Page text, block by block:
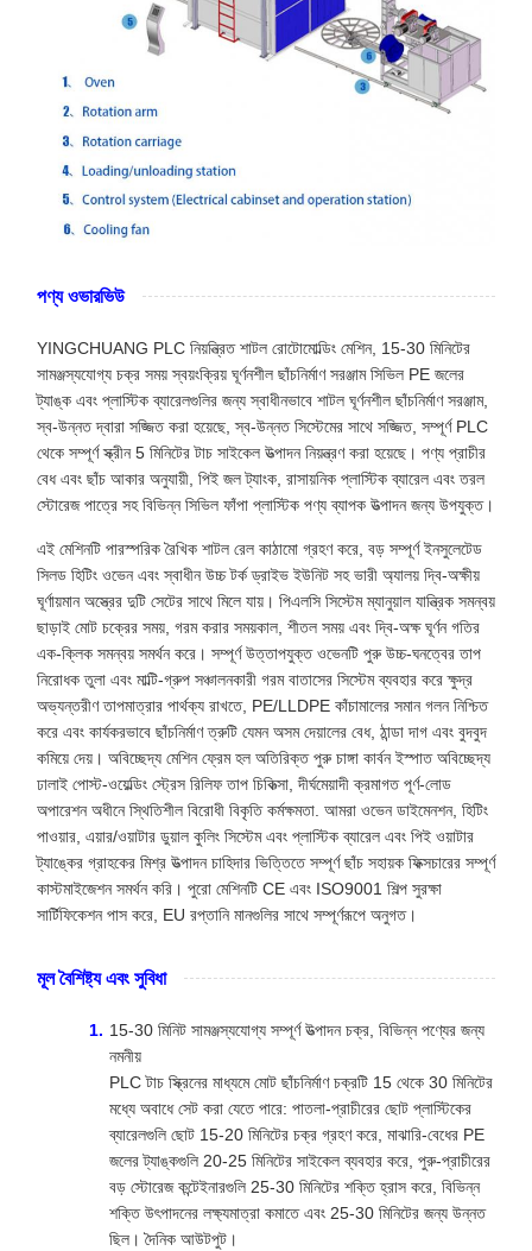
পণ্য ওভারভিউ
YINGCHUANG PLC নিয়ন্ত্রিত শাটল রোটোমোল্ডিং মেশিন, 15-30 মিনিটের
সামঞ্জস্যযোগ্য চক্র সময় স্বয়ংক্রিয় ঘূর্ণনশীল ছাঁচনির্মাণ সরঞ্জাম সিভিল PE জলের
ট্যাঙ্ক এবং প্লাস্টিক ব্যারেলগুলির জন্য স্বাধীনভাবে শাটল ঘূর্ণনশীল ছাঁচনির্মাণ সরঞ্জাম,
স্ব-উন্নত দ্বারা সজ্জিত করা হয়েছে, স্ব-উন্নত সিস্টেমের সাথে সজ্জিত, সম্পূর্ণ PLC
থেকে সম্পূর্ণ স্ক্রীন 5 মিনিটের টাচ সাইকেল উত্পাদন নিয়ন্ত্রণ করা হয়েছে। পণ্য প্রাচীর
বেধ এবং ছাঁচ আকার অনুযায়ী, পিই জল ট্যাংক, রাসায়নিক প্লাস্টিক ব্যারেল এবং তরল
স্টোরেজ পাত্রে সহ বিভিন্ন সিভিল ফাঁপা প্লাস্টিক পণ্য ব্যাপক উত্পাদন জন্য উপযুক্ত।
এই মেশিনটি পারস্পরিক রৈখিক শাটল রেল কাঠামো গ্রহণ করে, বড় সম্পূর্ণ ইনসুলেটেড
সিলড হিটিং ওভেন এবং স্বাধীন উচ্চ টর্ক ড্রাইভ ইউনিট সহ ভারী অ্যালয় দ্বি-অক্ষীয়
ঘূর্ণায়মান অস্ত্রের দুটি সেটের সাথে মিলে যায়। পিএলসি সিস্টেম ম্যানুয়াল যান্ত্রিক সমন্বয়
ছাড়াই মোট চক্রের সময়, গরম করার সময়কাল, শীতল সময় এবং দ্বি-অক্ষ ঘূর্ণন গতির
এক-ক্লিক সমন্বয় সমর্থন করে। সম্পূর্ণ উত্তাপযুক্ত ওভেনটি পুরু উচ্চ-ঘনত্বের তাপ
নিরোধক তুলা এবং মাল্টি-গ্রুপ সঞ্চালনকারী গরম বাতাসের সিস্টেম ব্যবহার করে ক্ষুদ্র
অভ্যন্তরীণ তাপমাত্রার পার্থক্য রাখতে, PE/LLDPE কাঁচামালের সমান গলন নিশ্চিত
করে এবং কার্যকরভাবে ছাঁচনির্মাণ ত্রুটি যেমন অসম দেয়ালের বেধ, ঠান্ডা দাগ এবং বুদবুদ
কমিয়ে দেয়। অবিচ্ছেদ্য মেশিন ফ্রেম হল অতিরিক্ত পুরু চাঙ্গা কার্বন ইস্পাত অবিচ্ছেদ্য
ঢালাই পোস্ট-ওয়েল্ডিং স্ট্রেস রিলিফ তাপ চিকিত্সা, দীর্ঘমেয়াদী ক্রমাগত পূর্ণ-লোড
অপারেশন অধীনে স্থিতিশীল বিরোধী বিকৃতি কর্মক্ষমতা. আমরা ওভেন ডাইমেনশন, হিটিং
পাওয়ার, এয়ার/ওয়াটার ডুয়াল কুলিং সিস্টেম এবং প্লাস্টিক ব্যারেল এবং পিই ওয়াটার
ট্যাঙ্কের গ্রাহকের মিশ্র উত্পাদন চাহিদার ভিত্তিতে সম্পূর্ণ ছাঁচ সহায়ক ফিক্সচারের সম্পূর্ণ
কাস্টমাইজেশন সমর্থন করি। পুরো মেশিনটি CE এবং ISO9001 শিল্প সুরক্ষা
সার্টিফিকেশন পাস করে, EU রপ্তানি মানগুলির সাথে সম্পূর্ণরূপে অনুগত।
মূল বৈশিষ্ট্য এবং সুবিধা
15-30 মিনিট সামঞ্জস্যযোগ্য সম্পূর্ণ উত্পাদন চক্র, বিভিন্ন পণ্যের জন্য
নমনীয়
PLC টাচ স্ক্রিনের মাধ্যমে মোট ছাঁচনির্মাণ চক্রটি 15 থেকে 30 মিনিটের
মধ্যে অবাধে সেট করা যেতে পারে: পাতলা-প্রাচীরের ছোট প্লাস্টিকের
ব্যারেলগুলি ছোট 15-20 মিনিটের চক্র গ্রহণ করে, মাঝারি-বেধের PE
জলের ট্যাঙ্কগুলি 20-25 মিনিটের সাইকেল ব্যবহার করে, পুরু-প্রাচীরের
বড় স্টোরেজ কন্টেইনারগুলি 25-30 মিনিটের শক্তি হ্রাস করে, বিভিন্ন
শক্তি উৎপাদনের লক্ষ্যমাত্রা কমাতে এবং 25-30 মিনিটের জন্য উন্নত
ছিল। দৈনিক আউটপুট।